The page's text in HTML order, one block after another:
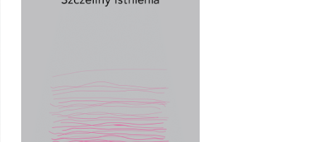
Ścierka, piasek, szczur, talerz,
Brach-Czainy. Wydany po raz
pierwszy w 1992 roku esej był
wielkim wydarzeniem literackim.
Zyskał miano książki kultowej,